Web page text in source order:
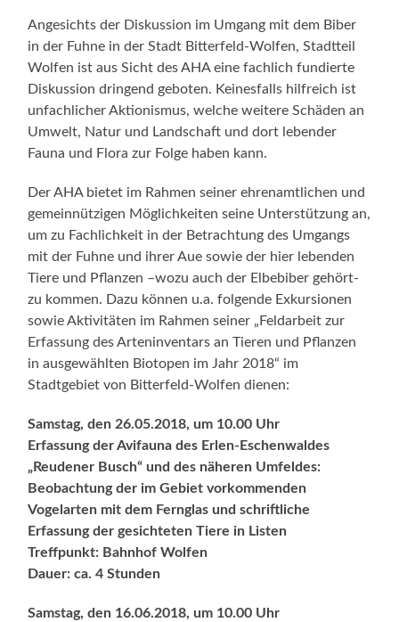
Angesichts der Diskussion im Umgang mit dem Biber
in der Fuhne in der Stadt Bitterfeld-Wolfen, Stadtteil
Wolfen ist aus Sicht des AHA eine fachlich fundierte
Diskussion dringend geboten. Keinesfalls hilfreich ist
unfachlicher Aktionismus, welche weitere Schäden an
Umwelt, Natur und Landschaft und dort lebender
Fauna und Flora zur Folge haben kann.
Der AHA bietet im Rahmen seiner ehrenamtlichen und
gemeinnützigen Möglichkeiten seine Unterstützung an,
um zu Fachlichkeit in der Betrachtung des Umgangs
mit der Fuhne und ihrer Aue sowie der hier lebenden
Tiere und Pflanzen –wozu auch der Elbebiber gehört-
zu kommen. Dazu können u.a. folgende Exkursionen
sowie Aktivitäten im Rahmen seiner „Feldarbeit zur
Erfassung des Arteninventars an Tieren und Pflanzen
in ausgewählten Biotopen im Jahr 2018“ im
Stadtgebiet von Bitterfeld-Wolfen dienen:
Samstag, den 26.05.2018, um 10.00 Uhr
Erfassung der Avifauna des Erlen-Eschenwaldes
„Reudener Busch“ und des näheren Umfeldes:
Beobachtung der im Gebiet vorkommenden
Vogelarten mit dem Fernglas und schriftliche
Erfassung der gesichteten Tiere in Listen
Treffpunkt: Bahnhof Wolfen
Dauer: ca. 4 Stunden
Samstag, den 16.06.2018, um 10.00 Uhr